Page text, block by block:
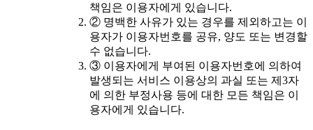
책임은 이용자에게 있습니다.
② 명백한 사유가 있는 경우를 제외하고는 이
용자가 이용자번호를 공유, 양도 또는 변경할
수 없습니다.
③ 이용자에게 부여된 이용자번호에 의하여
발생되는 서비스 이용상의 과실 또는 제3자
에 의한 부정사용 등에 대한 모든 책임은 이
용자에게 있습니다.